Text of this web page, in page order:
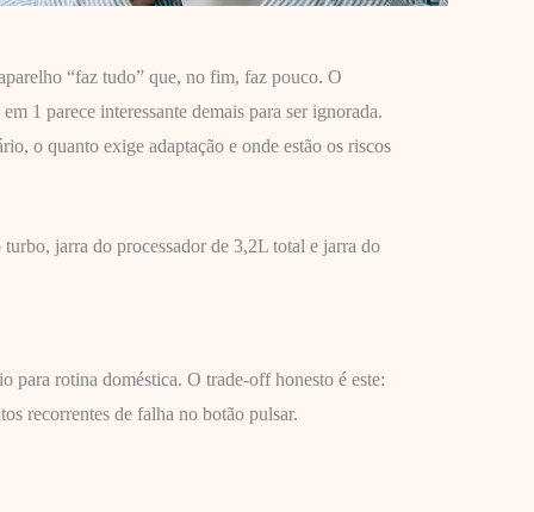
“faz tudo” que, no fim, faz pouco. O
1 parece interessante demais para ser ignorada.
o quanto exige adaptação e onde estão os riscos
jarra do processador de 3,2L total e jarra do
rotina doméstica. O trade-off honesto é este:
recorrentes de falha no botão pulsar.